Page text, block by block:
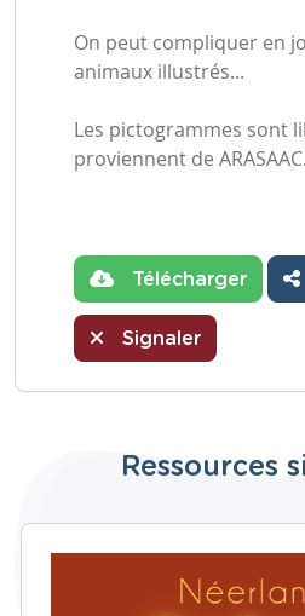
On peut compliquer en
animaux illustrés...
Les pictogrammes sont
proviennent de ARASAAC.
Télécharger
Signaler
Ressources